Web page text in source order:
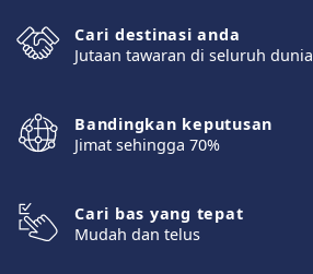
Cari destinasi anda
Jutaan tawaran di seluruh dunia
Bandingkan keputusan
Jimat sehingga 70%
Cari bas yang tepat
Mudah dan telus